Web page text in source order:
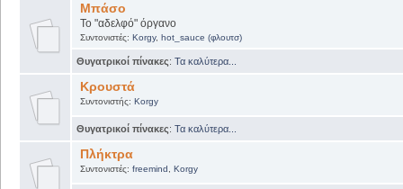
Μπάσο
Το "αδελφό" όργανο
Συντονιστές: Korgy, hot_sauce (φλουτσ)
Θυγατρικοί πίνακες: Τα καλύτερα...
Κρουστά
Συντονιστής: Korgy
Θυγατρικοί πίνακες: Τα καλύτερα...
Πλήκτρα
Συντονιστές: freemind Korgy